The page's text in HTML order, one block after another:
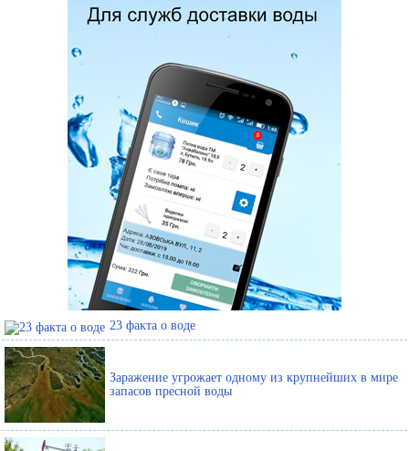
23 факта о воде
Заражение угрожает одному из крупнейших в мире
запасов пресной воды